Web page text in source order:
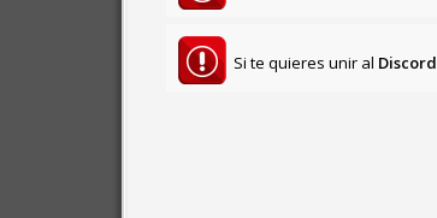
Si te quieres unir al Discord